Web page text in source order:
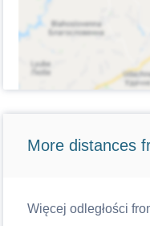
More distances
Więcej odległości